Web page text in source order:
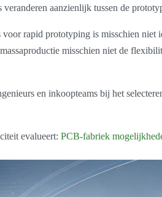
aanzienlijk tussen de
rapid prototyping is misschien niet
misschien niet de
en inkoopteams bij het
evalueert: PCB-fabriek